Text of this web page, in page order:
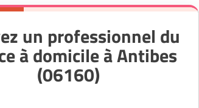
un professionnel du
à domicile à Antibes
(06160)